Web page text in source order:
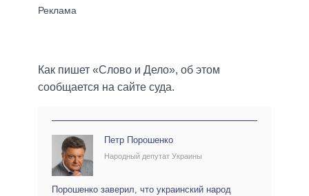
Как пишет «Слово и Дело», об этом
сообщается на сайте суда.
Петр Порошенко
Народный депутат Украины
Порошенко заверил, что украинский народ